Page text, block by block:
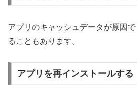
アプリのキャッシュデータが原因
ることもあります。
アプリを再インストールする